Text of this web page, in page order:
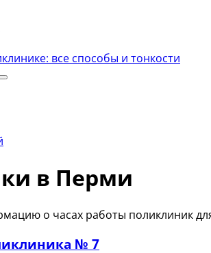
все способы и тонкости
в Перми
о часах работы поликлиник
№ 7